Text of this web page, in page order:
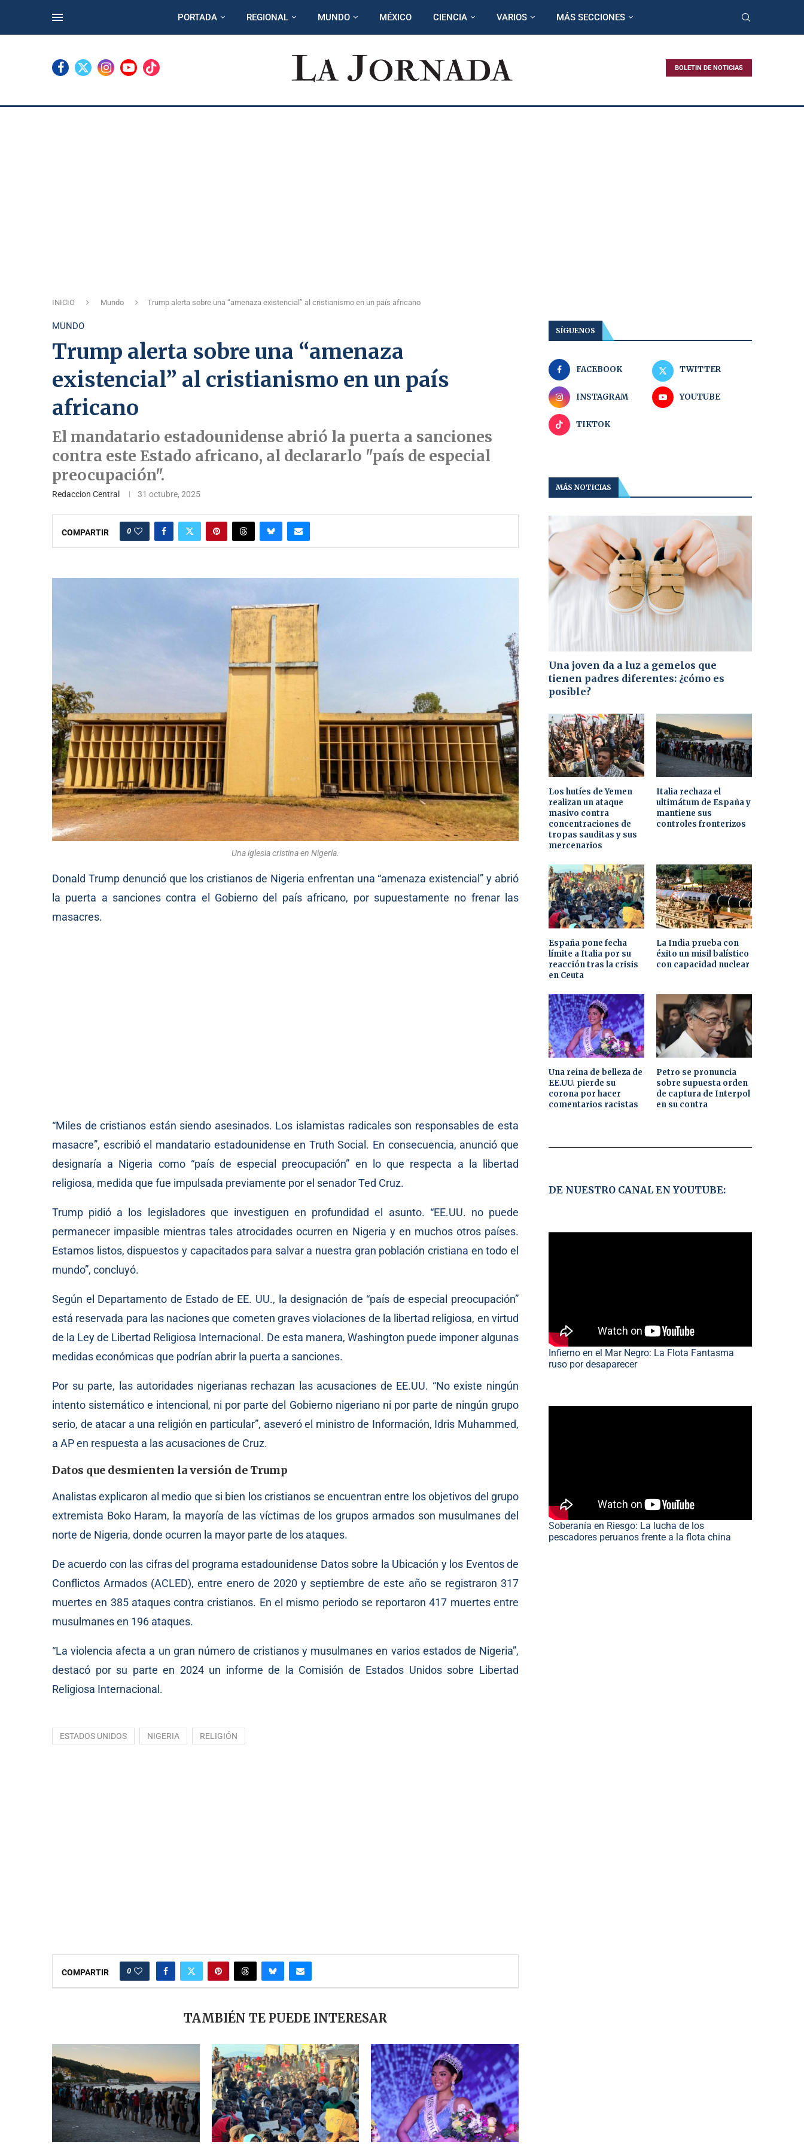
PORTADA REGIONAL MUNDO MÉXICO CIENCIA VARIOS MÁS SECCIONES
BOLETIN DE NOTICIAS
INICIO Mundo Trump alerta sobre una “amenaza existencial” al cristianismo en un país africano
MUNDO
Trump alerta sobre una “amenaza
existencial” al cristianismo en un país
africano
El mandatario estadounidense abrió la puerta a sanciones
contra este Estado africano, al declararlo "país de especial
preocupación".
Redaccion Central 31 octubre, 2025
COMPARTIR 0
Una iglesia cristina en Nigeria.
Donald Trump denunció que los cristianos de Nigeria enfrentan una “amenaza existencial” y abrió
la puerta a sanciones contra el Gobierno del país africano, por supuestamente no frenar las
masacres.
“Miles de cristianos están siendo asesinados. Los islamistas radicales son responsables de esta
masacre”, escribió el mandatario estadounidense en Truth Social. En consecuencia, anunció que
designaría a Nigeria como “país de especial preocupación” en lo que respecta a la libertad
religiosa, medida que fue impulsada previamente por el senador Ted Cruz.
Trump pidió a los legisladores que investiguen en profundidad el asunto. “EE.UU. no puede
permanecer impasible mientras tales atrocidades ocurren en Nigeria y en muchos otros países.
Estamos listos, dispuestos y capacitados para salvar a nuestra gran población cristiana en todo el
mundo”, concluyó.
Según el Departamento de Estado de EE. UU., la designación de “país de especial preocupación”
está reservada para las naciones que cometen graves violaciones de la libertad religiosa, en virtud
de la Ley de Libertad Religiosa Internacional. De esta manera, Washington puede imponer algunas
medidas económicas que podrían abrir la puerta a sanciones.
Por su parte, las autoridades nigerianas rechazan las acusaciones de EE.UU. “No existe ningún
intento sistemático e intencional, ni por parte del Gobierno nigeriano ni por parte de ningún grupo
serio, de atacar a una religión en particular”, aseveró el ministro de Información, Idris Muhammed,
a AP en respuesta a las acusaciones de Cruz.
Datos que desmienten la versión de Trump
Analistas explicaron al medio que si bien los cristianos se encuentran entre los objetivos del grupo
extremista Boko Haram, la mayoría de las víctimas de los grupos armados son musulmanes del
norte de Nigeria, donde ocurren la mayor parte de los ataques.
De acuerdo con las cifras del programa estadounidense Datos sobre la Ubicación y los Eventos de
Conflictos Armados (ACLED), entre enero de 2020 y septiembre de este año se registraron 317
muertes en 385 ataques contra cristianos. En el mismo periodo se reportaron 417 muertes entre
musulmanes en 196 ataques.
“La violencia afecta a un gran número de cristianos y musulmanes en varios estados de Nigeria”,
destacó por su parte en 2024 un informe de la Comisión de Estados Unidos sobre Libertad
Religiosa Internacional.
ESTADOS UNIDOS NIGERIA RELIGIÓN
COMPARTIR 0
TAMBIÉN TE PUEDE INTERESAR
SÍGUENOS
FACEBOOK TWITTER
INSTAGRAM YOUTUBE
TIKTOK
MÁS NOTICIAS
Una joven da a luz a gemelos que
tienen padres diferentes: ¿cómo es
posible?
Los hutíes de Yemen
realizan un ataque
masivo contra
concentraciones de
tropas sauditas y sus
mercenarios
Italia rechaza el
ultimátum de España y
mantiene sus
controles fronterizos
España pone fecha
límite a Italia por su
reacción tras la crisis
en Ceuta
La India prueba con
éxito un misil balístico
con capacidad nuclear
Una reina de belleza de
EE.UU. pierde su
corona por hacer
comentarios racistas
Petro se pronuncia
sobre supuesta orden
de captura de Interpol
en su contra
DE NUESTRO CANAL EN YOUTUBE:
Infierno en el Mar Negro: La Flota Fantasma
ruso por desaparecer
Soberanía en Riesgo: La lucha de los
pescadores peruanos frente a la flota china